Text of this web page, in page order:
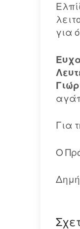
για
Για
Ο